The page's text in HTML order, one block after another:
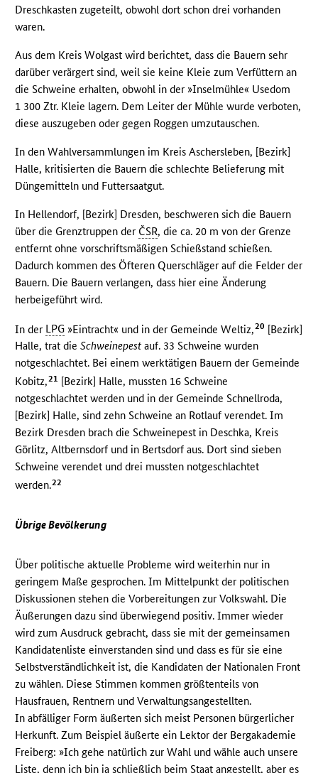
Dreschkasten zugeteilt, obwohl dort schon drei vorhanden
waren.
Aus dem Kreis Wolgast wird berichtet, dass die Bauern sehr
darüber verärgert sind, weil sie keine Kleie zum Verfüttern an
die Schweine erhalten, obwohl in der »Inselmühle« Usedom
1 300 Ztr. Kleie lagern. Dem Leiter der Mühle wurde verboten,
diese auszugeben oder gegen Roggen umzutauschen.
In den Wahlversammlungen im Kreis Aschersleben, [Bezirk]
Halle, kritisierten die Bauern die schlechte Belieferung mit
Düngemitteln und Futtersaatgut.
In Hellendorf, [Bezirk] Dresden, beschweren sich die Bauern
über die Grenztruppen der ČSR, die ca. 20 m von der Grenze
entfernt ohne vorschriftsmäßigen Schießstand schießen.
Dadurch kommen des Öfteren Querschläger auf die Felder der
Bauern. Die Bauern verlangen, dass hier eine Änderung
herbeigeführt wird.
In der LPG »Eintracht« und in der Gemeinde Weltiz,20 [Bezirk]
Halle, trat dieSchweinepest auf. 33 Schweine wurden
notgeschlachtet. Bei einem werktätigen Bauern der Gemeinde
Kobitz,21 [Bezirk] Halle, mussten 16 Schweine
notgeschlachtet werden und in der Gemeinde Schnellroda,
[Bezirk] Halle, sind zehn Schweine an Rotlauf verendet. Im
Bezirk Dresden brach die Schweinepest in Deschka, Kreis
Görlitz, Altbernsdorf und in Bertsdorf aus. Dort sind sieben
Schweine verendet und drei mussten notgeschlachtet
werden.22
Übrige Bevölkerung
Über politische aktuelle Probleme wird weiterhin nur in
geringem Maße gesprochen. Im Mittelpunkt der politischen
Diskussionen stehen die Vorbereitungen zur Volkswahl. Die
Äußerungen dazu sind überwiegend positiv. Immer wieder
wird zum Ausdruck gebracht, dass sie mit der gemeinsamen
Kandidatenliste einverstanden sind und dass es für sie eine
Selbstverständlichkeit ist, die Kandidaten der Nationalen Front
zu wählen. Diese Stimmen kommen größtenteils von
Hausfrauen, Rentnern und Verwaltungsangestellten.
In abfälliger Form äußerten sich meist Personen bürgerlicher
Herkunft. Zum Beispiel äußerte ein Lektor der Bergakademie
Freiberg: »Ich gehe natürlich zur Wahl und wähle auch unsere
Liste, denn ich bin ja schließlich beim Staat angestellt, aber es